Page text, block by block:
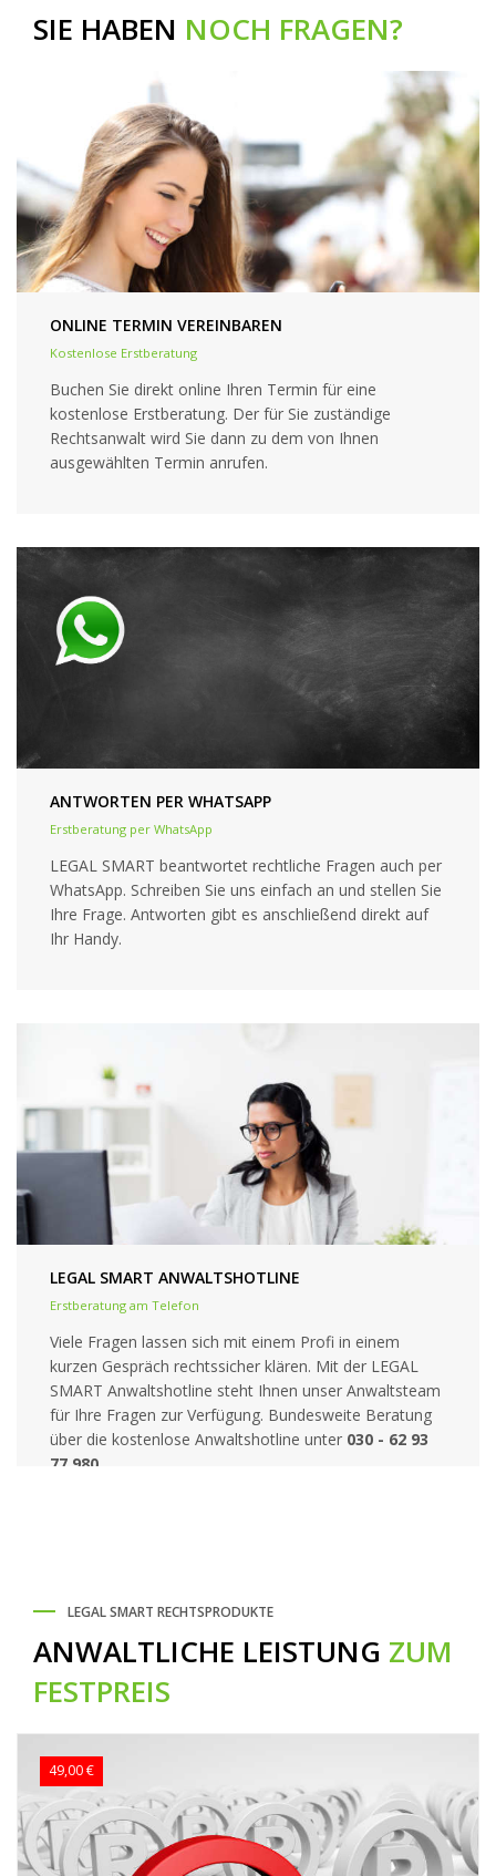
SIE HABEN NOCH FRAGEN?
ONLINE TERMIN VEREINBAREN
Kostenlose Erstberatung
Buchen Sie direkt online Ihren Termin für eine
kostenlose Erstberatung. Der für Sie zuständige
Rechtsanwalt wird Sie dann zu dem von Ihnen
ausgewählten Termin anrufen.
ANTWORTEN PER WHATSAPP
Erstberatung per WhatsApp
LEGAL SMART beantwortet rechtliche Fragen auch per
WhatsApp. Schreiben Sie uns einfach an und stellen Sie
Ihre Frage. Antworten gibt es anschließend direkt auf
Ihr Handy.
LEGAL SMART ANWALTSHOTLINE
Erstberatung am Telefon
Viele Fragen lassen sich mit einem Profi in einem
kurzen Gespräch rechtssicher klären. Mit der LEGAL
SMART Anwaltshotline steht Ihnen unser Anwaltsteam
für Ihre Fragen zur Verfügung. Bundesweite Beratung
über die kostenlose Anwaltshotline unter 030 - 62 93
77 980
LEGAL SMART RECHTSPRODUKTE
ANWALTLICHE LEISTUNG ZUM
FESTPREIS
49,00 €